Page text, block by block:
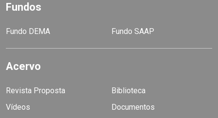
Fundos
Fundo DEMA Fundo SAAP
Acervo
Revista Proposta
Biblioteca
Vídeos
Documentos